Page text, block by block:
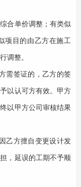
合单价调整；有类似
项目的由乙方在施工
调整。
需签证的，乙方的签
以认可方有效。甲方
以甲方公司审核结果
乙方擅自变更设计发
，延误的工期不予顺